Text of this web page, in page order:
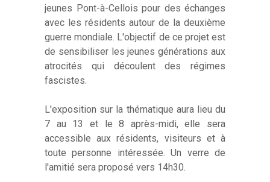
jeunes Pont-à-Cellois pour des échanges
avec les résidents autour de la deuxième
guerre mondiale. L'objectif de ce projet est
de sensibiliser les jeunes générations aux
atrocités qui découlent des régimes
fascistes.
L'exposition sur la thématique aura lieu du
7 au 13 et le 8 après-midi, elle sera
accessible aux résidents, visiteurs et à
toute personne intéressée. Un verre de
l'amitié sera proposé vers 14h30.